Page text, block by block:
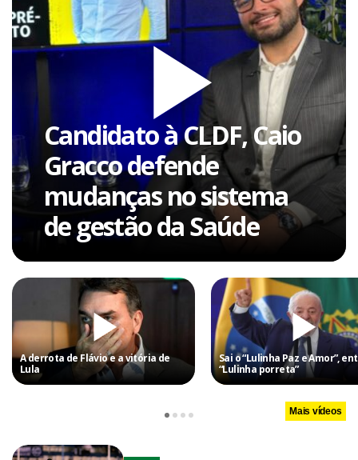
Candidato à CLDF, Caio
Gracco defende
mudanças no sistema
de gestão da Saúde
A derrota de Flávio e a vitória de
Lula
Sai o “Lulinha Paz e Amor”,
“Lulinha porreta”
Mais vídeos